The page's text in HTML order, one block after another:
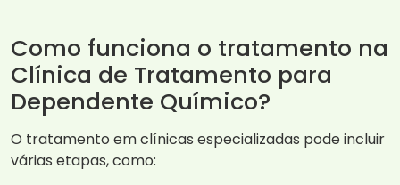
Como funciona o tratamento na
Clínica de Tratamento para
Dependente Químico?
O tratamento em clínicas especializadas pode incluir
várias etapas, como: